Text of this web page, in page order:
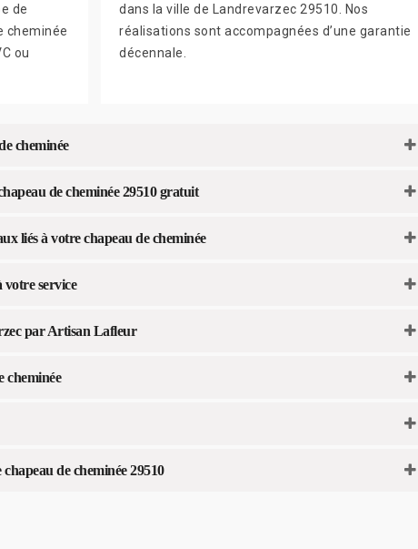
de
cheminée
ou
dans la ville de Landrevarzec 29510. Nos
réalisations sont accompagnées d’une garantie
décennale.
cheminée
de cheminée 29510 gratuit
liés à votre chapeau de cheminée
service
par Artisan Lafleur
cheminée
de cheminée 29510